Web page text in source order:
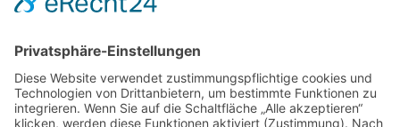
Foren-Übersicht
Alle Zeiten sindUTC+02:00